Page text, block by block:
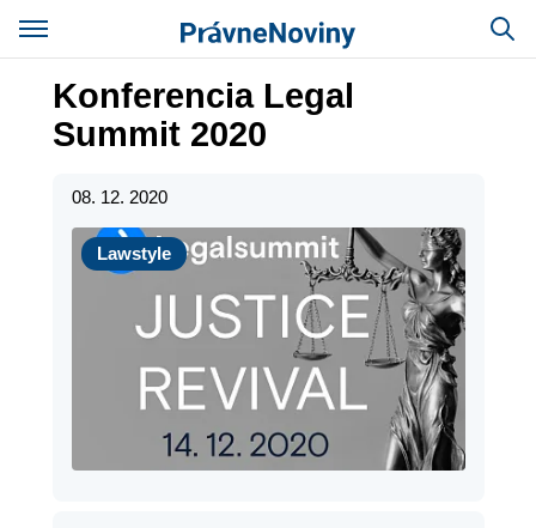
Konferencia Legal
Summit 2020
08. 12. 2020
Lawstyle
Lawstyle